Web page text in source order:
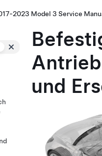
2023 Model 3 Service
und